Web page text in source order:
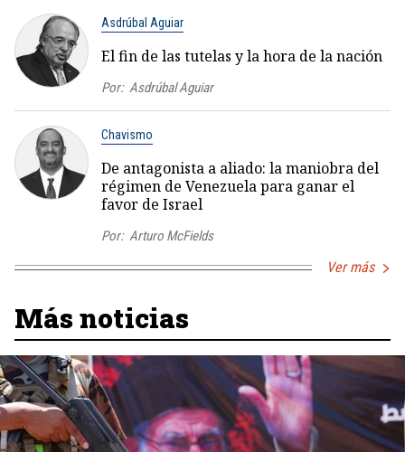
Asdrúbal Aguiar
El fin de las tutelas y la hora de la nación
Por: Asdrúbal Aguiar
Chavismo
De antagonista a aliado: la maniobra del
régimen de Venezuela para ganar el
favor de Israel
Por: Arturo McFields
Ver más
Más noticias